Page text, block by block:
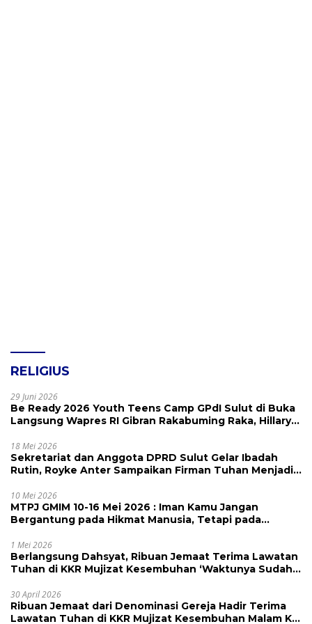
RELIGIUS
29 Juni 2026
Be Ready 2026 Youth Teens Camp GPdI Sulut di Buka
Langsung Wapres RI Gibran Rakabuming Raka, Hillary
18 Mei 2026
Sekretariat dan Anggota DPRD Sulut Gelar Ibadah
Rutin, Royke Anter Sampaikan Firman Tuhan Menjadi
10 Mei 2026
MTPJ GMIM 10-16 Mei 2026 : Iman Kamu Jangan
Bergantung pada Hikmat Manusia, Tetapi pada
1 Mei 2026
Berlangsung Dahsyat, Ribuan Jemaat Terima Lawatan
Tuhan di KKR Mujizat Kesembuhan ‘Waktunya Sudah
30 April 2026
Ribuan Jemaat dari Denominasi Gereja Hadir Terima
Lawatan Tuhan di KKR Mujizat Kesembuhan Malam Ke